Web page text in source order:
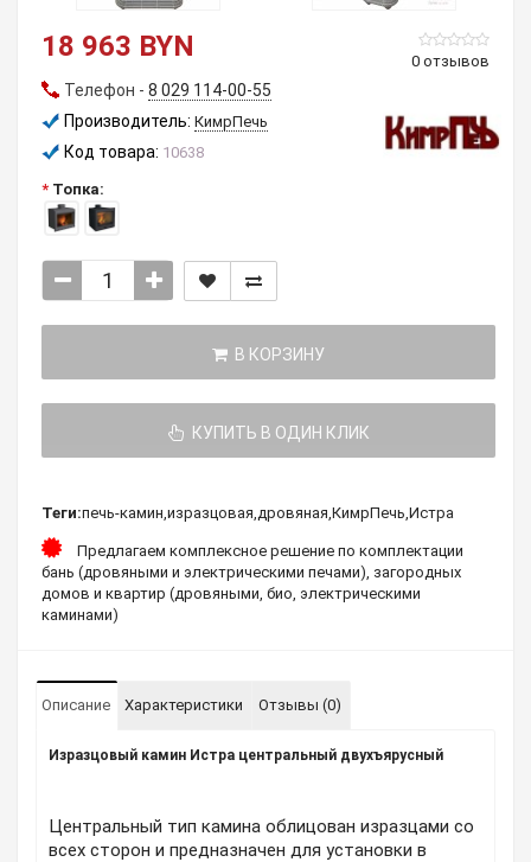
0 отзывов
18 963 BYN
Телефон - 8 029 114-00-55
Производитель: КимрПечь
Код товара: 10638
Топка:
В КОРЗИНУ
КУПИТЬ В ОДИН КЛИК
Теги:печь-камин,изразцовая,дровяная,КимрПечь,Истра
Предлагаем комплексное решение по комплектации
бань (дровяными и электрическими печами), загородных
домов и квартир (дровяными, био, электрическими
каминами)
Описание Характеристики Отзывы (0)
Изразцовый камин Истра центральный двухъярусный
Центральный тип камина облицован изразцами со
всех сторон и предназначен для установки в